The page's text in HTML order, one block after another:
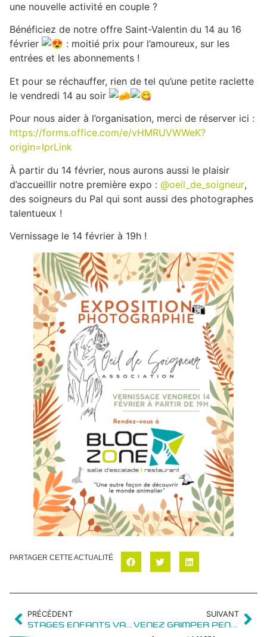
une nouvelle activité en couple ?
Bénéficiez de notre offre Saint-Valentin du 14 au 16
février
: moitié prix pour l’amoureux, sur les
entrées et les abonnements !
Et pour se réchauffer, rien de tel qu’une petite raclette
le vendredi 14 au soir
Pour nous aider à l’organisation, merci de réserver ici :
https://forms.office.com/e/vHMRUVWWeK?
origin=lprLink
À partir du 14 février, nous aurons aussi le plaisir
d’accueillir notre première expo : @oeil_de_soigneur,
des soigneurs du Pal qui sont aussi des photographes
talentueux !
Vernissage le 14 février à 19h !
PARTAGER CETTE ACTUALITÉ
PRÉCÉDENT
STAGES ENFANTS VACANCES D’HIVER : 3 ET 4 MARS
SUIVANT
VENEZ GRIMPER PENDANT LES VACANCES !